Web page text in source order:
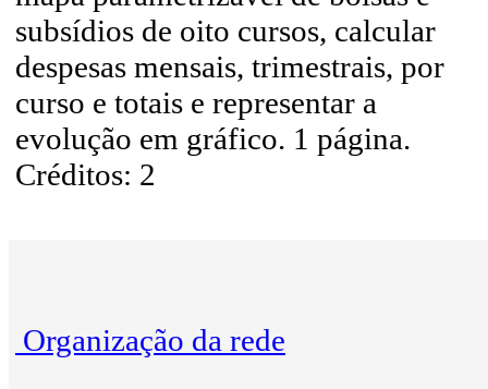
subsídios de oito cursos, calcular
despesas mensais, trimestrais, por
curso e totais e representar a
evolução em gráfico. 1 página.
Créditos: 2
Organização da rede